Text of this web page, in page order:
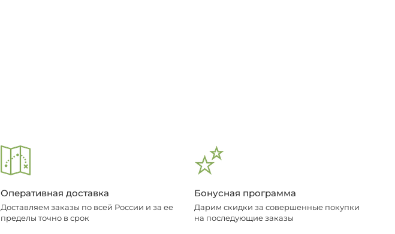
Оперативная доставка
Доставляем заказы по всей России и за ее
пределы точно в срок
Бонусная программа
Дарим скидки за совершенные покупки
на последующие заказы